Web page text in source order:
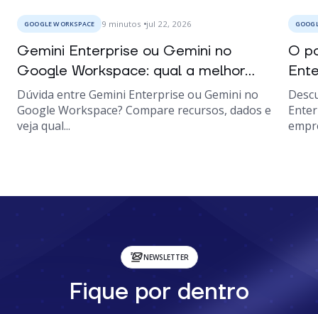
GOOGLE WORKSPACE 9 minutos jul 22, 2026
Gemini Enterprise ou Gemini no
Google Workspace: qual a melhor...
Dúvida entre Gemini Enterprise ou Gemini no
Google Workspace? Compare recursos, dados e
veja qual...
O
NEWSLETTER
Fique por dentro